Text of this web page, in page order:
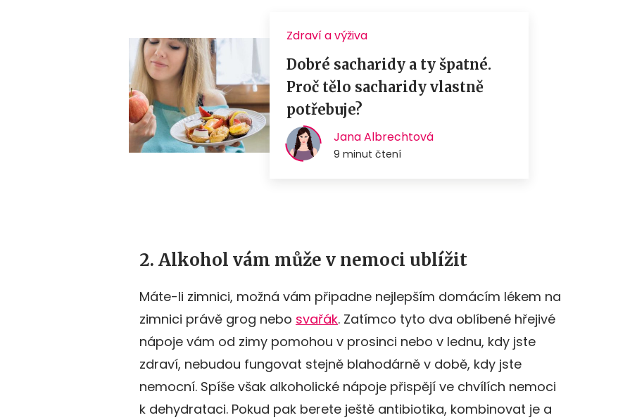
2. Alkohol vám může v nemoci ublížit
Máte-li zimnici, možná vám připadne nejlepším domácím lékem na
zimnici právě grog nebo svařák. Zatímco tyto dva oblíbené hřejivé
nápoje vám od zimy pomohou v prosinci nebo v lednu, kdy jste
zdraví, nebudou fungovat stejně blahodárně v době, kdy jste
nemocní. Spíše však alkoholické nápoje přispějí ve chvílích nemoci
k dehydrataci. Pokud pak berete ještě antibiotika, kombinovat je a